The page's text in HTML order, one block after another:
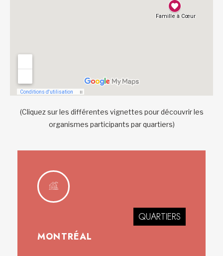
(Cliquez sur les différentes vignettes pour découvrir les
organismes participants par quartiers)
QUARTIERS
MONTRÉAL